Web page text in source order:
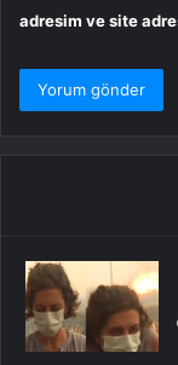
adresim ve site